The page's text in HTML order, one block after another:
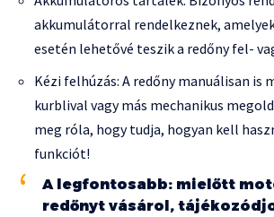
akkumulátorral rendelkeznek,
esetén lehetővé teszik a redőny fel-
Kézi felhúzás: A redőny manuálisan is
kurblival vagy más mechanikus
meg róla, hogy tudja, hogyan kell
funkciót!
A legfontosabb: mielőtt
redőnyt vásárol,